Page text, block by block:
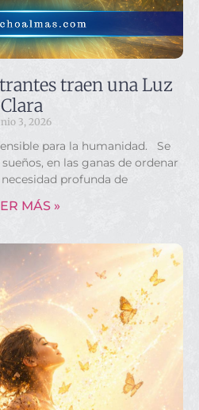
traen una Luz
Clara
3, 2026
para la humanidad. Se
en las ganas de ordenar
profunda de
MÁS »